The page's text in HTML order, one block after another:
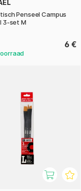
Penseel Campus
3-set M
6 €